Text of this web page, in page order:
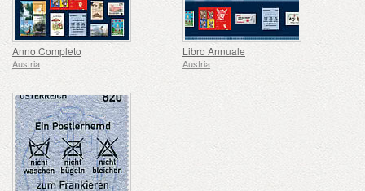
Anno Completo
Austria
Libro Annuale
Austria